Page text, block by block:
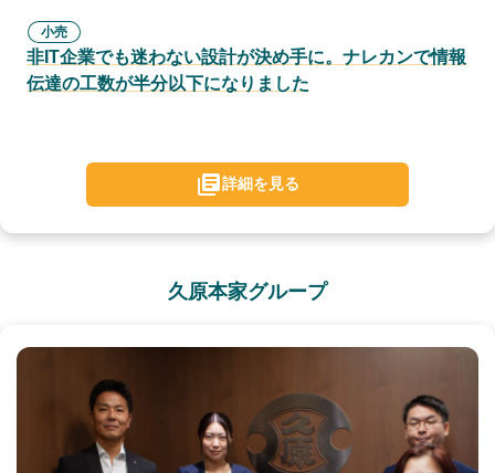
小売
非IT企業でも迷わない設計が決め手に。ナレカンで情報
伝達の工数が半分以下になりました
詳細を見る
久原本家グループ